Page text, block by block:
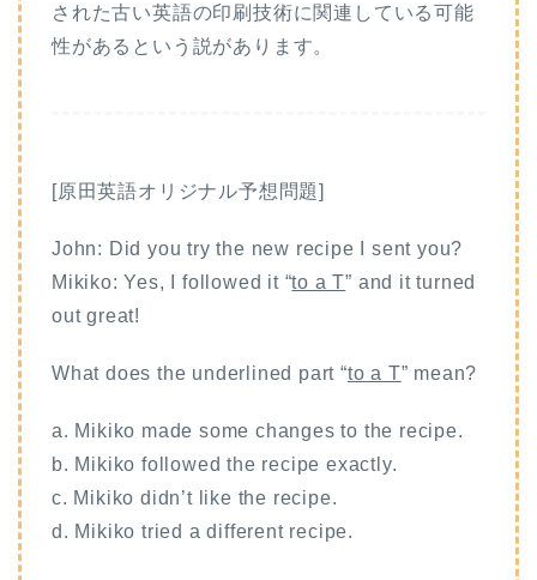
された古い英語の印刷技術に関連している可能
性があるという説があります。
[原田英語オリジナル予想問題]
John: Did you try the new recipe I sent you?
Mikiko: Yes, I followed it “to a T” and it turned
out great!
What does the underlined part “to a T” mean?
a. Mikiko made some changes to the recipe.
b. Mikiko followed the recipe exactly.
c. Mikiko didn’t like the recipe.
d. Mikiko tried a different recipe.